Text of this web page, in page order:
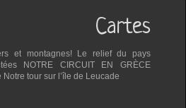
Cartes
et montagnes! Le relief du pays
NOTRE CIRCUIT EN GRÈCE
tour sur l’île de Leucade